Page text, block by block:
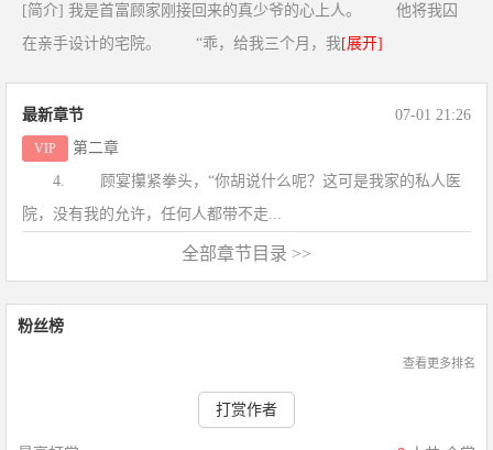
[简介] 我是首富顾家刚接回来的真少爷的心上人。 他将我囚
在亲手设计的宅院。 “乖，给我三个月，我[展开]
最新章节 07-01 21:26
VIP
第二章
4. 顾宴攥紧拳头，“你胡说什么呢？这可是我家的私人医
院，没有我的允许，任何人都带不走...
全部章节目录 >>
粉丝榜
查看更多排名
打赏作者